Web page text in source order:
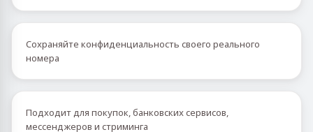
Сохраняйте конфиденциальность своего реального
номера
Подходит для покупок, банковских сервисов,
мессенджеров и стриминга